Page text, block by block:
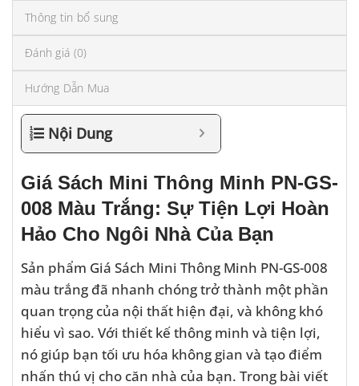
Thông tin bổ sung
Đánh giá (0)
Hướng Dẫn Mua
Nội Dung
Giá Sách Mini Thông Minh PN-GS-
008 Màu Trắng: Sự Tiện Lợi Hoàn
Hảo Cho Ngôi Nhà Của Bạn
Sản phẩm Giá Sách Mini Thông Minh PN-GS-008
màu trắng đã nhanh chóng trở thành một phần
quan trọng của nội thất hiện đại, và không khó
hiểu vì sao. Với thiết kế thông minh và tiện lợi,
nó giúp bạn tối ưu hóa không gian và tạo điểm
nhấn thú vị cho căn nhà của bạn. Trong bài viết